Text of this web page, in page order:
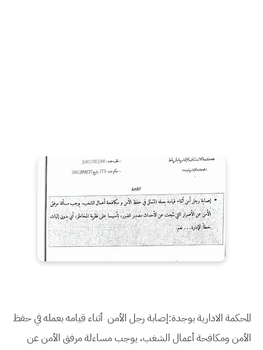
المحكمة الادارية بوجدة:إصابة رجل الأمن أثناء قيامه بعمله في حفظ
الأمن ومكافحة أعمال الشغب، يوجب مساءلة مرفق الأمن عن